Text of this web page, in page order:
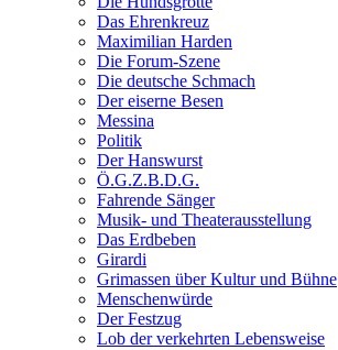
Das Ehrenkreuz
Maximilian Harden
Die Forum-Szene
Die deutsche Schmach
Der eiserne Besen
Messina
Politik
Der Hanswurst
Ö.G.Z.B.D.G.
Fahrende Sänger
Musik- und Theaterausstellung
Das Erdbeben
Girardi
Grimassen über Kultur und Bühne
Menschenwürde
Der Festzug
Lob der verkehrten Lebensweise